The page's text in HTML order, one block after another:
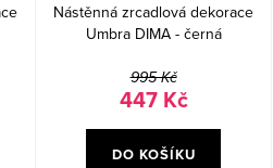
Nástěnná zrcadlová dekorace
Umbra DIMA - černá
995 Kč
447 Kč
DO KOŠÍKU